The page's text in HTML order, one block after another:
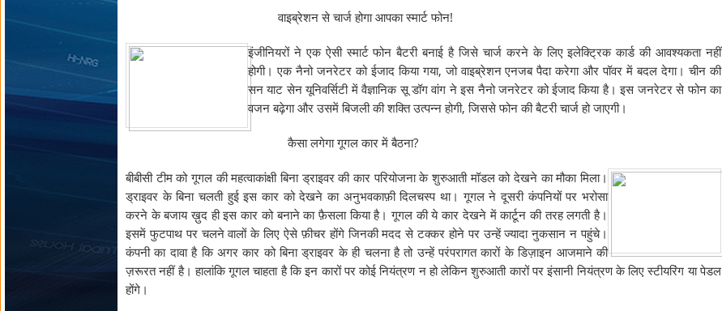
वाइब्रेशन से चार्ज होगा आपका स्मार्ट फोन!
इंजीनियरों ने एक ऐसी स्मार्ट फोन बैटरी बनाई है जिसे चार्ज करने के लिए इलेक्ट्रिक कार्ड की आवश्यकता नहीं
होगी। एक नैनो जनरेटर को ईजाद किया गया, जो वाइब्रेशन एनजब पैदा करेगा और पॉवर में बदल देगा। चीन की
सन याट सेन यूनिवर्सिटी में वैज्ञानिक सू डॉग वांग ने इस नैनो जनरेटर को ईजाद किया है। इस जनरेटर से फोन का
वजन बढ़ेगा और उसमें बिजली की शक्ति उत्पन्न होगी, जिससे फोन की बैटरी चार्ज हो जाएगी।
कैसा लगेगा गूगल कार में बैठना?
बीबीसी टीम को गूगल की महत्वाकांक्षी बिना ड्राइवर की कार परियोजना के शुरुआती मॉडल को देखने का मौका मिला।
ड्राइवर के बिना चलती हुई इस कार को देखने का अनुभवकाफ़ी दिलचस्प था। गूगल ने दूसरी कंपनियों पर भरोसा
करने के बजाय ख़ुद ही इस कार को बनाने का फ़ैसला किया है। गूगल की ये कार देखने में कार्टून की तरह लगती है।
इसमें फुटपाथ पर चलने वालों के लिए ऐसे फ़ीचर होंगे जिनकी मदद से टक्कर होने पर उन्हें ज्यादा नुकसान न पहुंचे।
कंपनी का दावा है कि अगर कार को बिना ड्राइवर के ही चलना है तो उन्हें परंपरागत कारों के डिज़ाइन आजमाने की
ज़रूरत नहीं है। हालांकि गूगल चाहता है कि इन कारों पर कोई नियंत्रण न हो लेकिन शुरुआती कारों पर इंसानी नियंत्रण के लिए स्टीयरिंग या पेडल
होंगे।